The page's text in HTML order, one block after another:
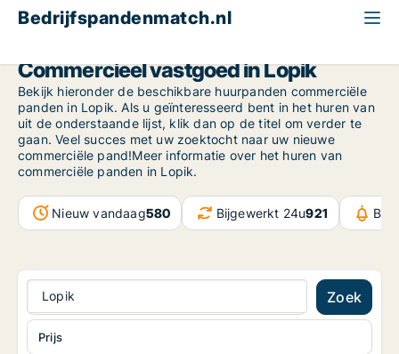
Bedrijfspandenmatch.nl
Commercieel vastgoed in Lopik
Bekijk hieronder de beschikbare huurpanden commerciële
panden in Lopik. Als u geïnteresseerd bent in het huren van
uit de onderstaande lijst, klik dan op de titel om verder te
gaan. Veel succes met uw zoektocht naar uw nieuwe
commerciële pand!Meer informatie over het huren van
commerciële panden in Lopik.
Nieuw vandaag580 Bijgewerkt 24u921
Lopik Zoek
Prijs